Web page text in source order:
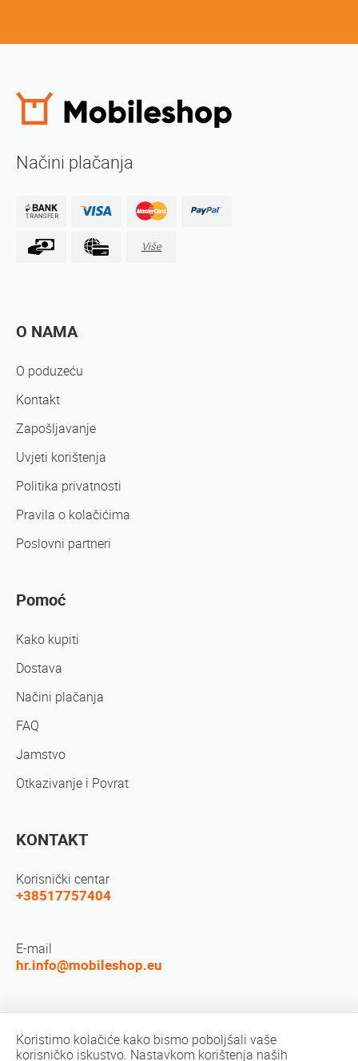
Načini plačanja
Više
O NAMA
O poduzeću
Kontakt
Zapošljavanje
Uvjeti korištenja
Politika privatnosti
Pravila o kolačićima
Poslovni partneri
Pomoć
Kako kupiti
Dostava
Načini plačanja
FAQ
Jamstvo
Otkazivanje i Povrat
KONTAKT
Korisnički centar
+38517757404
E-mail
hr.info@mobileshop.eu
Koristimo kolačiće kako bismo poboljšali vaše
korisničko iskustvo. Nastavkom korištenja naših